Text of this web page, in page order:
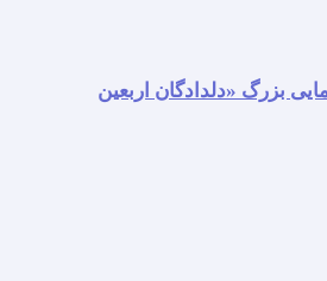
بزرگ «دلدادگان اربعین